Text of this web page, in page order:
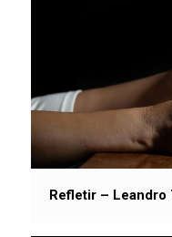
Refletir – Leandro